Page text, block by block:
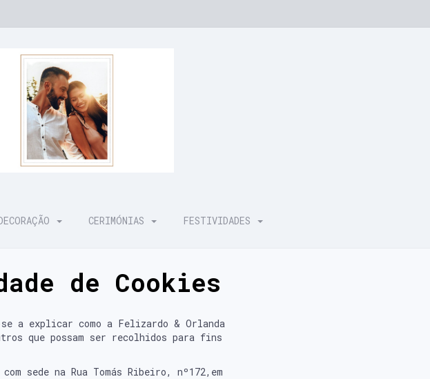
CERIMÓNIAS FESTIVIDADES
de Cookies
a explicar como a Felizardo & Orlanda
que possam ser recolhidos para fins
sede na Rua Tomás Ribeiro, nº172,em